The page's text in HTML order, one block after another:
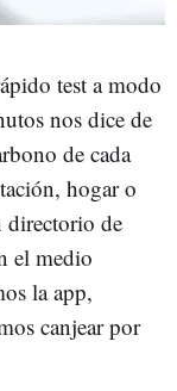
test a modo
nos dice de
de cada
hogar o
directorio de
el medio
la app,
canjear por